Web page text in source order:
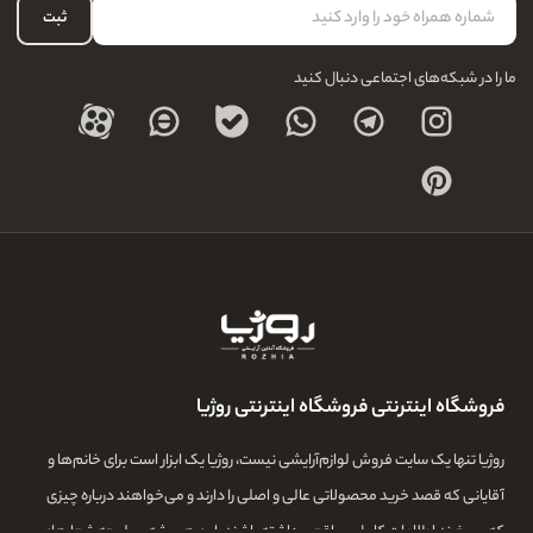
درباره ما
حساب کاربری
ثبت
ما را در شبکه‌های اجتماعی دنبال کنید
فروشگاه اینترنتی فروشگاه اینترنتی روژیا
روژیا تنها یک سایت فروش لوازم‌آرایشی نیست، روژیا یک ابزار است برای خانم‌ها و
آقایانی که قصد خرید محصولاتی عالی و اصلی را دارند و می‌خواهند درباره چیزی